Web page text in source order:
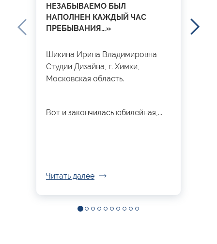
НЕЗАБЫВАЕМО БЫЛ
НАПОЛНЕН КАЖДЫЙ ЧАС
ПРЕБЫВАНИЯ…»
Шикина Ирина Владимировна
Студии Дизайна, г. Химки,
Московская область.
Вот и закончилась юбилейная,...
Читать далее